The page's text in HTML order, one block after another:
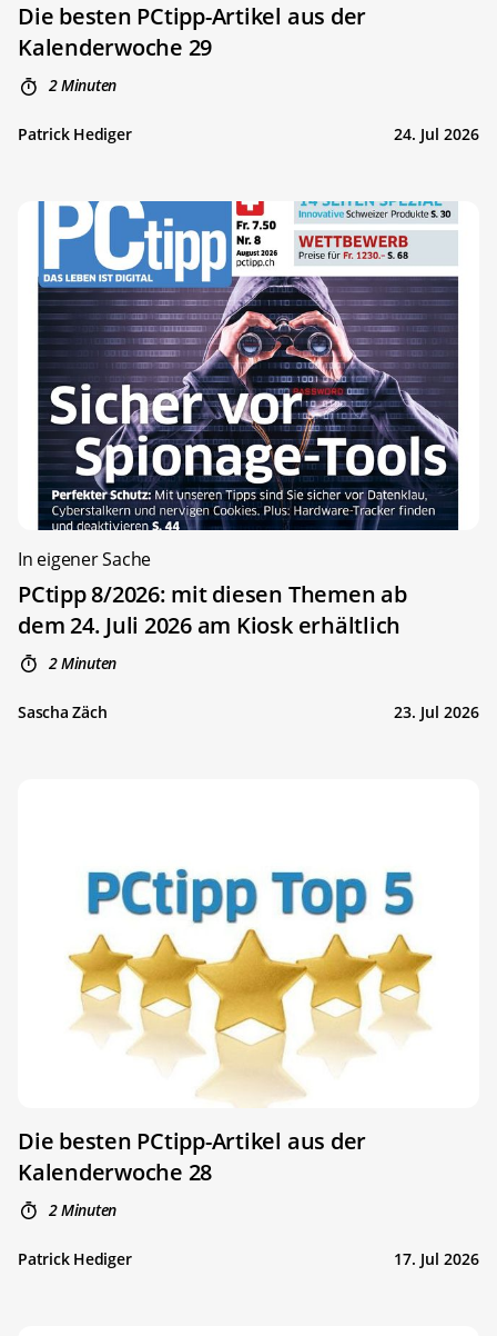
Die besten PCtipp-Artikel aus der
Kalenderwoche 29
2 Minuten
Patrick Hediger 24. Jul 2026
In eigener Sache
PCtipp 8/2026: mit diesen Themen ab
dem 24. Juli 2026 am Kiosk erhältlich
2 Minuten
Sascha Zäch 23. Jul 2026
Die besten PCtipp-Artikel aus der
Kalenderwoche 28
2 Minuten
Patrick Hediger 17. Jul 2026